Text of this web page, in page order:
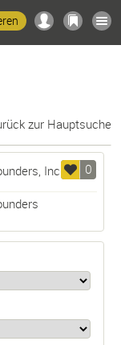
zur Hauptsuche
0
Inc.